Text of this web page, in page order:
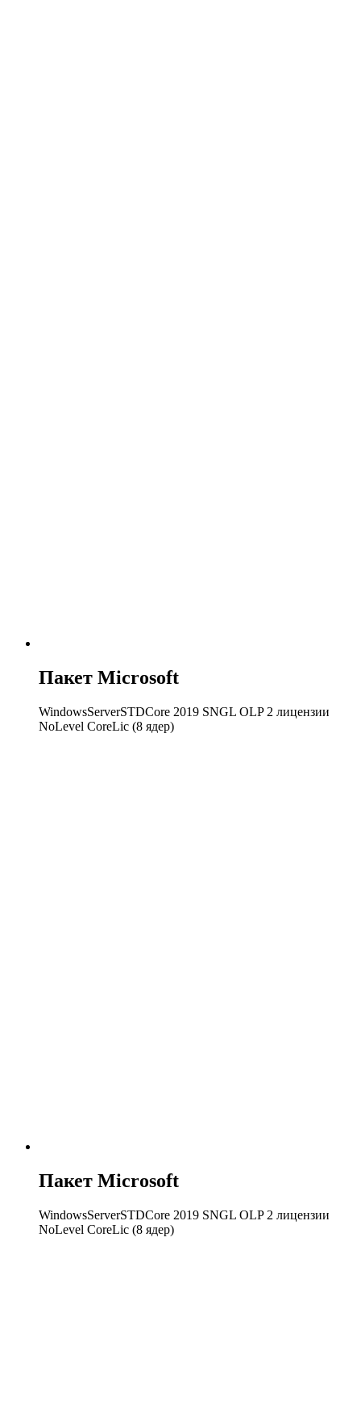
Пакет Microsoft
WindowsServerSTDCore 2019 SNGL OLP 2 лицензии
NoLevel CoreLic (8 ядер)
Пакет Microsoft
WindowsServerSTDCore 2019 SNGL OLP 2 лицензии
NoLevel CoreLic (8 ядер)